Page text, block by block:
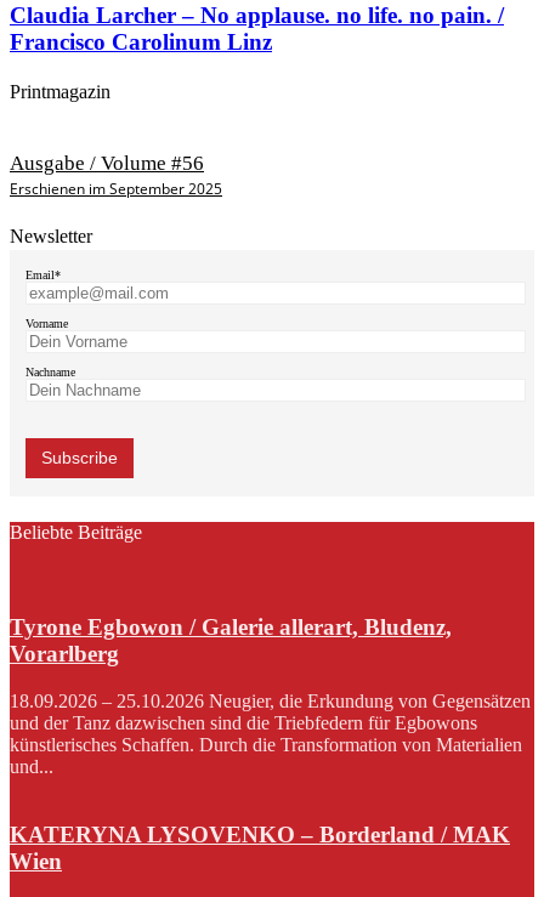
Claudia Larcher – No applause. no life. no pain. /
Francisco Carolinum Linz
Printmagazin
Ausgabe / Volume #56
Erschienen im September 2025
Newsletter
Email*
Vorname
Nachname
Beliebte Beiträge
Tyrone Egbowon / Galerie allerart, Bludenz,
Vorarlberg
18.09.2026 – 25.10.2026 Neugier, die Erkundung von Gegensätzen
und der Tanz dazwischen sind die Triebfedern für Egbowons
künstlerisches Schaffen. Durch die Transformation von Materialien
und...
KATERYNA LYSOVENKO – Borderland / MAK
Wien